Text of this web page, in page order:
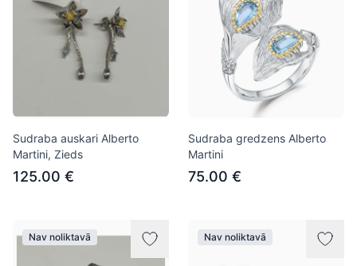
Sudraba auskari Alberto
Martini, Zieds
125.00 €
Sudraba gredzens Alberto
Martini
75.00 €
Nav noliktavā Nav noliktavā